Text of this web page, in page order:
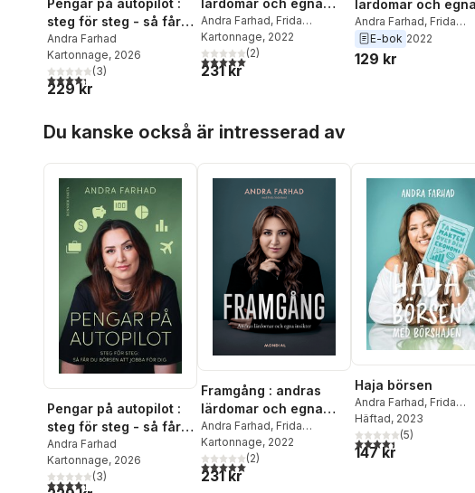
Pengar på autopilot :
steg för steg - så får
du börsen att jobba
för dig
Andra Farhad
Kartonnage, 2026
4,3utav 5 stjärnor. Totalt antal röster:
(3)
229 kr
insikter
Andra Farhad, Frida
Söderlund
Kartonnage, 2022
5,0utav 5 stjärnor. Totalt antal röster:
(2)
231 kr
lärdomar och egna
insikter
Andra Farhad, Frida
Söderlund
E-bok 2022
129 kr
Du kanske också är intresserad av
Pengar på autopilot :
steg för steg - så får
du börsen att jobba
för dig
Andra Farhad
Kartonnage, 2026
4,3utav 5 stjärnor. Totalt antal röster:
(3)
Framgång : andras
lärdomar och egna
insikter
Andra Farhad, Frida
Söderlund
Kartonnage, 2022
5,0utav 5 stjärnor. Totalt antal röster:
(2)
231 kr
Haja börsen
Andra Farhad, Frida
Söderlund
Häftad, 2023
4,4utav 5 stjärnor.
(5)
147 kr